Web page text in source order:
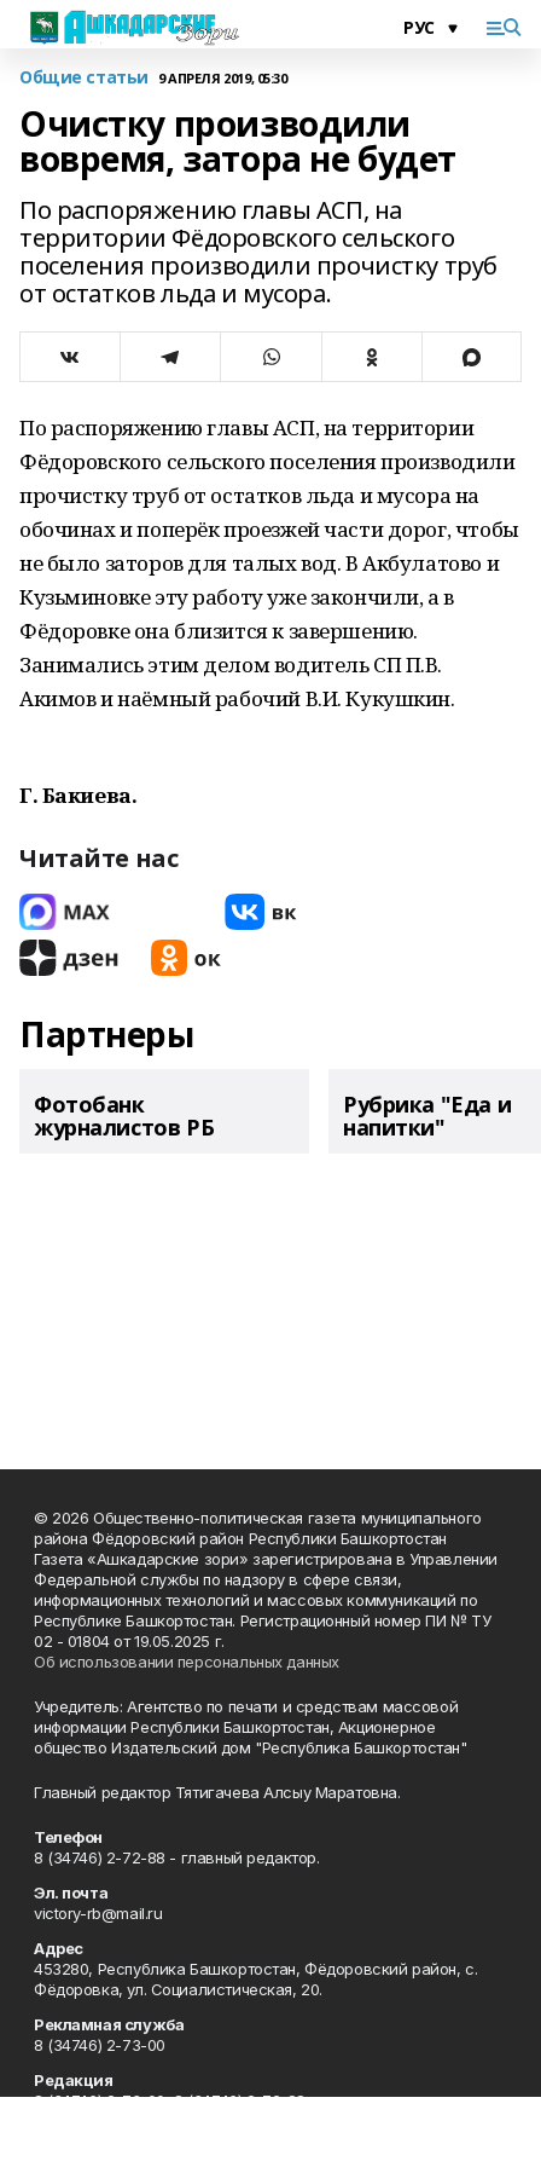
Общие статьи 9 АПРЕЛЯ 2019, 05:30
Очистку производили
вовремя, затора не будет
По распоряжению главы АСП, на
территории Фёдоровского сельского
поселения производили прочистку труб
от остатков льда и мусора.
По распоряжению главы АСП, на территории
Фёдоровского сельского поселения производили
прочистку труб от остатков льда и мусора на
обочинах и поперёк проезжей части дорог, чтобы
не было заторов для талых вод. В Акбулатово и
Кузьминовке эту работу уже закончили, а в
Фёдоровке она близится к завершению.
Занимались этим делом водитель СП П.В.
Акимов и наёмный рабочий В.И. Кукушкин.
Г. Бакиева.
Читайте нас
Партнеры
Фотобанк
журналистов РБ
Рубрика "Еда и
напитки"
© 2026 Общественно-политическая газета муниципального
района Фёдоровский район Республики Башкортостан
Газета «Ашкадарские зори» зарегистрирована в Управлении
Федеральной службы по надзору в сфере связи,
информационных технологий и массовых коммуникаций по
Республике Башкортостан. Регистрационный номер ПИ № ТУ
02 - 01804 от 19.05.2025 г.
Об использовании персональных данных
Учредитель: Агентство по печати и средствам массовой
информации Республики Башкортостан, Акционерное
общество Издательский дом "Республика Башкортостан"
Главный редактор Тятигачева Алсыу Маратовна.
Телефон
8 (34746) 2-72-88 - главный редактор.
Эл. почта
victory-rb@mail.ru
Адрес
453280, Республика Башкортостан, Фёдоровский район, с.
Фёдоровка, ул. Социалистическая, 20.
Рекламная служба
8 (34746) 2-73-00
Редакция
8 (34746) 2-73-00, 8 (34746) 2-72-88